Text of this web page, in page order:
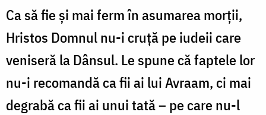
Ca să fie și mai ferm în asumarea morții,
Hristos Domnul nu-i cruță pe iudeii care
veniseră la Dânsul. Le spune că faptele lor
nu-i recomandă ca fii ai lui Avraam, ci mai
degrabă ca fii ai unui tată – pe care nu-l